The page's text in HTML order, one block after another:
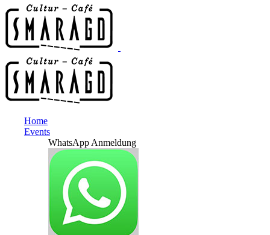
Home
Events
WhatsApp Anmeldung